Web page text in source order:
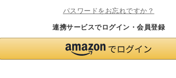
パスワードをお忘れですか？
連携サービスでログイン・会員登録